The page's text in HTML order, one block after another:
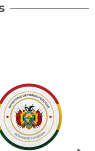
debito